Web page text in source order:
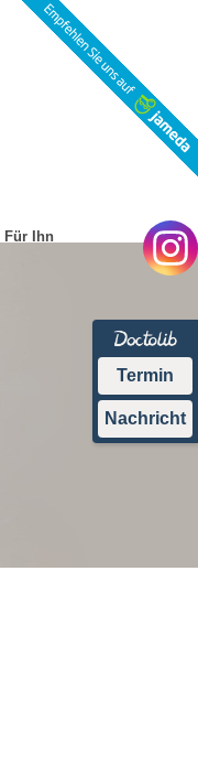
Termin
Nachricht
Für Ihn